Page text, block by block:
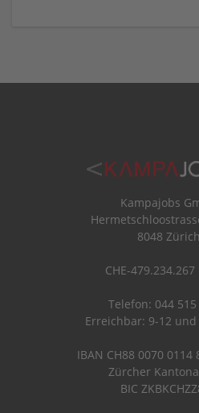
Kampajobs
8048 Zürich
CHE-479.234.267
Telefon: 044
Erreichbar: 9-12
IBAN CH88 0070 0114
Zürcher
BIC